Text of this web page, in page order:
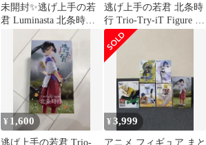
未開封✨逃げ上手の若
君 Luminasta 北条時行
フィギュア
逃げ上手の若君 北条時
行 Trio-Try-iT Figure フ
ィギュア
¥ 1,600
逃げ上手の若君 Trio-
¥3,999
アニメ フィギュア まと